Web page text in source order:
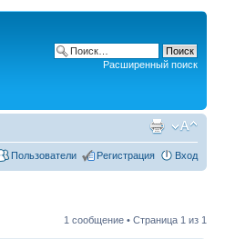
Расширенный поиск
Пользователи Регистрация Вход
1 сообщение • Страница 1 из 1